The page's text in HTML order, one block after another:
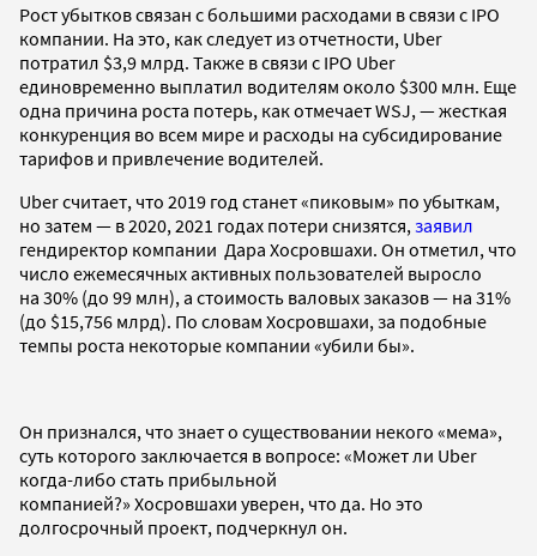
Рост убытков связан с большими расходами в связи с IPO
компании. На это, как следует из отчетности, Uber
потратил $3,9 млрд. Также в связи с IPO Uber
единовременно выплатил водителям около $300 млн. Еще
одна причина роста потерь, как отмечает WSJ, — жесткая
конкуренция во всем мире и расходы на субсидирование
тарифов и привлечение водителей.
Uber считает, что 2019 год станет «пиковым» по убыткам,
но затем — в 2020, 2021 годах потери снизятся, заявил
гендиректор компании Дара Хосровшахи. Он отметил, что
число ежемесячных активных пользователей выросло
на 30% (до 99 млн), а стоимость валовых заказов — на 31%
(до $15,756 млрд). По словам Хосровшахи, за подобные
темпы роста некоторые компании «убили бы».
Он признался, что знает о существовании некого «мема»,
суть которого заключается в вопросе: «Может ли Uber
когда-либо стать прибыльной
компанией?» Хосровшахи уверен, что да. Но это
долгосрочный проект, подчеркнул он.